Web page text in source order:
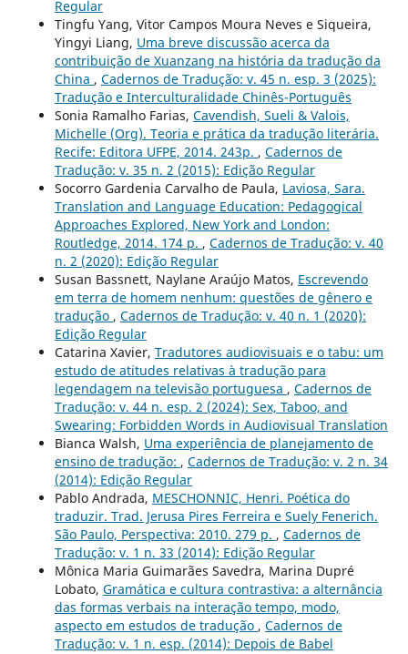
Regular
Tingfu Yang, Vitor Campos Moura Neves e Siqueira,
Yingyi Liang, Uma breve discussão acerca da
contribuição de Xuanzang na história da tradução da
China , Cadernos de Tradução: v. 45 n. esp. 3 (2025):
Tradução e Interculturalidade Chinês-Português
Sonia Ramalho Farias, Cavendish, Sueli & Valois,
Michelle (Org). Teoria e prática da tradução literária.
Recife: Editora UFPE, 2014. 243p. , Cadernos de
Tradução: v. 35 n. 2 (2015): Edição Regular
Socorro Gardenia Carvalho de Paula, Laviosa, Sara.
Translation and Language Education: Pedagogical
Approaches Explored, New York and London:
Routledge, 2014. 174 p. , Cadernos de Tradução: v. 40
n. 2 (2020): Edição Regular
Susan Bassnett, Naylane Araújo Matos, Escrevendo
em terra de homem nenhum: questões de gênero e
tradução , Cadernos de Tradução: v. 40 n. 1 (2020):
Edição Regular
Catarina Xavier, Tradutores audiovisuais e o tabu: um
estudo de atitudes relativas à tradução para
legendagem na televisão portuguesa , Cadernos de
Tradução: v. 44 n. esp. 2 (2024): Sex, Taboo, and
Swearing: Forbidden Words in Audiovisual Translation
Bianca Walsh, Uma experiência de planejamento de
ensino de tradução: , Cadernos de Tradução: v. 2 n. 34
(2014): Edição Regular
Pablo Andrada, MESCHONNIC, Henri. Poética do
traduzir. Trad. Jerusa Pires Ferreira e Suely Fenerich.
São Paulo, Perspectiva: 2010. 279 p. , Cadernos de
Tradução: v. 1 n. 33 (2014): Edição Regular
Mônica Maria Guimarães Savedra, Marina Dupré
Lobato, Gramática e cultura contrastiva: a alternância
das formas verbais na interação tempo, modo,
aspecto em estudos de tradução , Cadernos de
Tradução: v. 1 n. esp. (2014): Depois de Babel